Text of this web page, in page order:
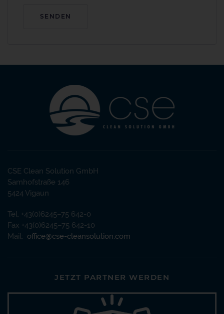
CSE Clean Solution GmbH
Samhofstraße 146
5424 Vigaun
Tel. +43(0)6245–75 642-0
Fax +43(0)6245–75 642-10
Mail: office@cse-cleansolution.com
JETZT PARTNER WERDEN